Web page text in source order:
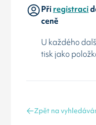
Přiregistraci
ceně
U každého
tisk jako
Zpět na